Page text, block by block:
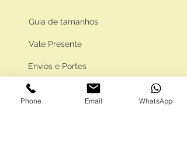
Guia de tamanhos
Vale Presente
Envios e Portes
Marcas legais
Phone Email WhatsApp